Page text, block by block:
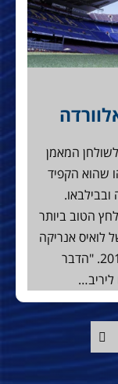
המאמן
שהוא הקפיד
הטוב ביותר
את בארסה של לואיס אנריקה
במשחק הסופרקופה הראשון בעונת 2015/16. "הדבר